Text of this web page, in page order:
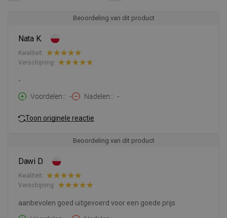
Beoordeling van dit product
Nata K.
Kwaliteit:
Verschijning:
-
Voordelen:
- Nadelen: -
Toon originele reactie
Beoordeling van dit product
Dawi D.
Kwaliteit:
Verschijning:
aanbevolen goed uitgevoerd voor een goede prijs